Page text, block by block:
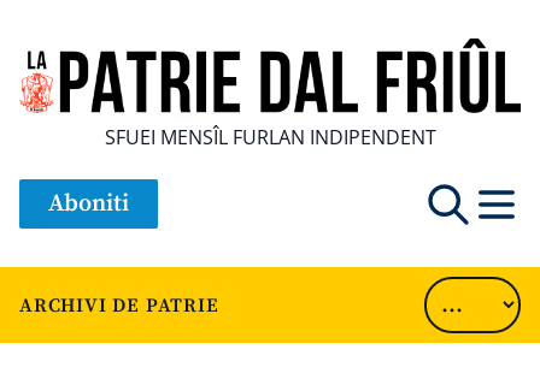
SFUEI MENSÎL FURLAN INDIPENDENT
Aboniti
ARCHIVI DE PATRIE